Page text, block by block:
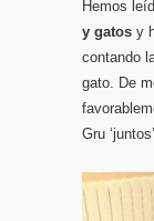
Hemos
y gatos y
contando
gato. De
Gru